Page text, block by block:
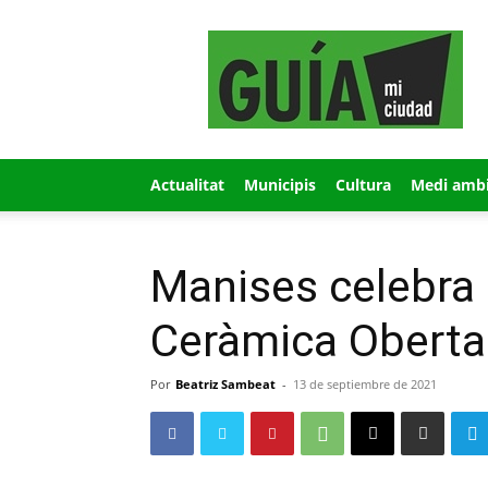
MI
CIUDAD
Actualitat Municipis Cultura Medi
Manises
Ceràmica Oberta
Por Beatriz Sambeat - 13 de septiembre de 2021